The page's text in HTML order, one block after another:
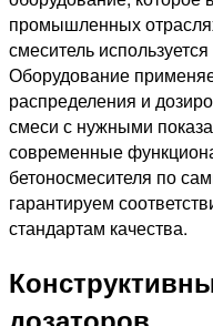
промышленных
смеситель
Оборудование
распределения и
смеси с нужными
современные
бетоносмесителя по
гарантируем
стандартам качества.